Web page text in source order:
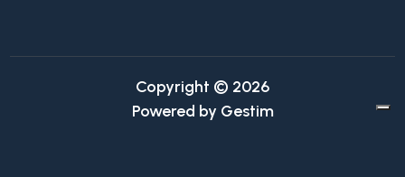
Copyright © 2026
Powered by Gestim